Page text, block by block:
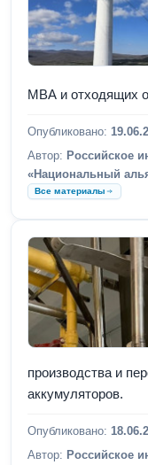
МВА и отходящих
Опубликовано:
Автор: Российское
«Национальный
Все материалы
производства и
аккумуляторов.
Опубликовано:
Автор: Российское